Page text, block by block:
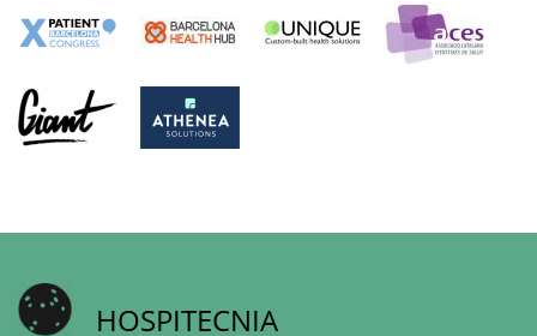
HOSPITECNIA